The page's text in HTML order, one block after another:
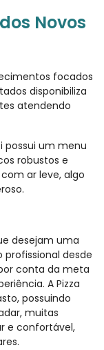
Novos
focados
disponibiliza
atendendo
possui um menu
robustos e
ar leve, algo
desejam uma
profissional desde
conta da meta
A Pizza
possuindo
muitas
e confortável,